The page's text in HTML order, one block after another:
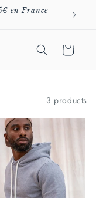
en France
Cart
3 products